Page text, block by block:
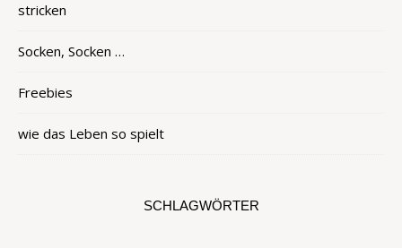
stricken
Socken, Socken …
Freebies
wie das Leben so spielt
SCHLAGWÖRTER